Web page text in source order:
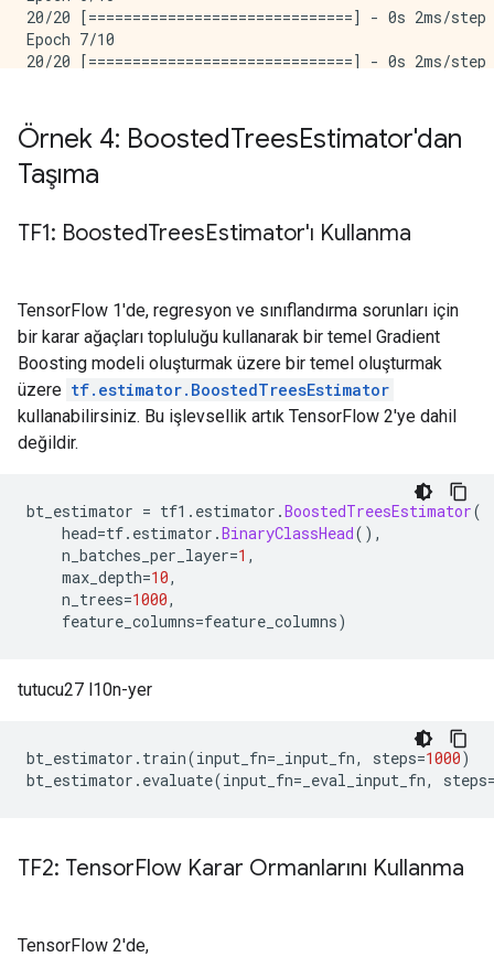
'loss': 0.63768697,
'precision': 0.60714287,
'prediction/mean': 0.4162652,
20/20 [==============================] - 0s
Epoch 7/10
20/20 [==============================] - 0s
Epoch 9/10
20/20 [==============================] - 0s
Epoch 10/10
20/20 [==============================] - 0s
Örnek 4: BoostedTreesEstimator'dan
Taşıma
TF1: BoostedTreesEstimator'ı Kullanma
TensorFlow 1'de, regresyon ve sınıflandırma sorunları için
bir karar ağaçları topluluğu kullanarak bir temel Gradient
Boosting modeli oluşturmak üzere bir temel oluşturmak
üzere tf.estimator.BoostedTreesEstimator
kullanabilirsiniz. Bu işlevsellik artık TensorFlow 2'ye dahil
değildir.
bt_estimator = tf1 . estimator .BoostedTreesEstimator(
head=tf. estimator .BinaryClassHead(),
n_batches_per_layer=1 ,
max_depth=10,
n_trees=1000,
feature_columns=feature_columns)
tutucu27 l10n-yer
bt_estimator . train(input_fn= _input_fn, steps=1000)
bt_estimator . evaluate(input_fn= _eval_input_fn, steps
TF2: TensorFlow Karar Ormanlarını Kullanma
TensorFlow 2'de,